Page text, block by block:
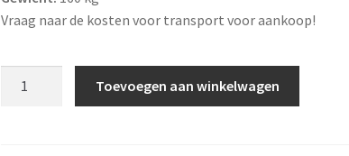
Vraag naar de kosten voor transport voor aankoop!
Toevoegen aan winkelwagen